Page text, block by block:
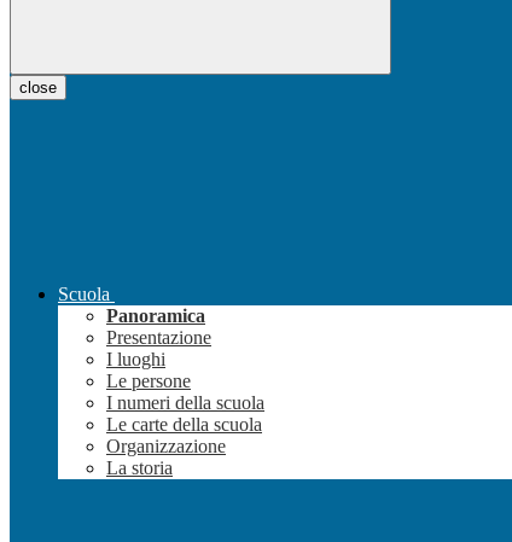
close
Scuola
Panoramica
Presentazione
I luoghi
Le persone
I numeri della scuola
Le carte della scuola
Organizzazione
La storia